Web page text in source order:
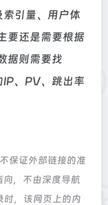
引量、用户体
要还是需要根据
据则需要找
、PV、跳出率
保证外部链接的准
，不由深度导航
时，该网页上的内